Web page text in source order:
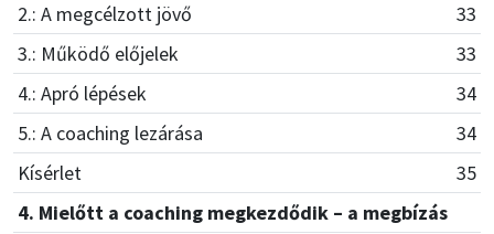
2.: A megcélzott jövő
33
3.: Működő előjelek
33
4.: Apró lépések
34
5.: A coaching lezárása
34
Kísérlet
35
4. Mielőtt a coaching megkezdődik – a megbízás